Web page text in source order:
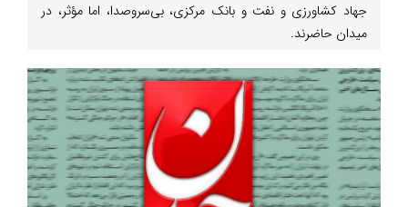
جهاد کشاورزی و نفت و بانک مرکزی، بی‌سروصدا، اما مؤثر، در
میدان حاضرند.